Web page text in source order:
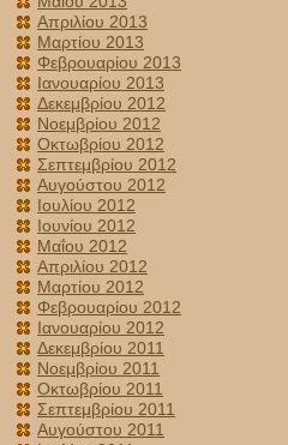
Απριλίου 2013
Μαρτίου 2013
Φεβρουαρίου 2013
Ιανουαρίου 2013
Δεκεμβρίου 2012
Νοεμβρίου 2012
Οκτωβρίου 2012
Σεπτεμβρίου 2012
Αυγούστου 2012
Ιουλίου 2012
Ιουνίου 2012
Μαΐου 2012
Απριλίου 2012
Μαρτίου 2012
Φεβρουαρίου 2012
Ιανουαρίου 2012
Δεκεμβρίου 2011
Νοεμβρίου 2011
Οκτωβρίου 2011
Σεπτεμβρίου 2011
Αυγούστου 2011